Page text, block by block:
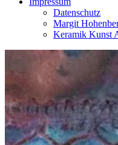
Datenschutz
Margit
Keramik Kunst